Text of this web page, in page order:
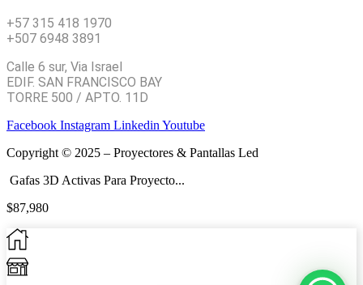
+57 315 418 1970
+507 6948 3891
Calle 6 sur, Via Israel
EDIF. SAN FRANCISCO BAY
TORRE 500 / APTO. 11D
Facebook Instagram Linkedin Youtube
Copyright © 2025 – Proyectores & Pantallas Led
Gafas 3D Activas Para Proyecto...
$87,980